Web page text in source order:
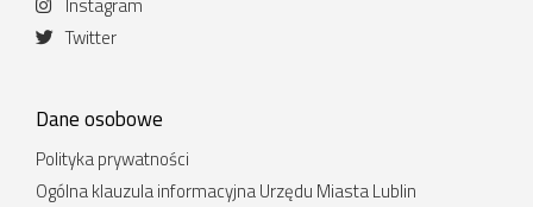
Twitter
Dane osobowe
Polityka prywatności
Ogólna klauzula informacyjna Urzędu Miasta Lublin